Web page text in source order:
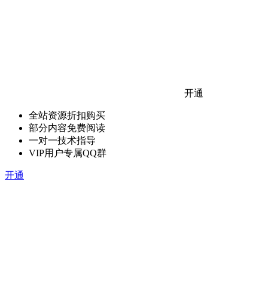
开通
全站资源折扣购买
部分内容免费阅读
一对一技术指导
VIP用户专属QQ群
开通